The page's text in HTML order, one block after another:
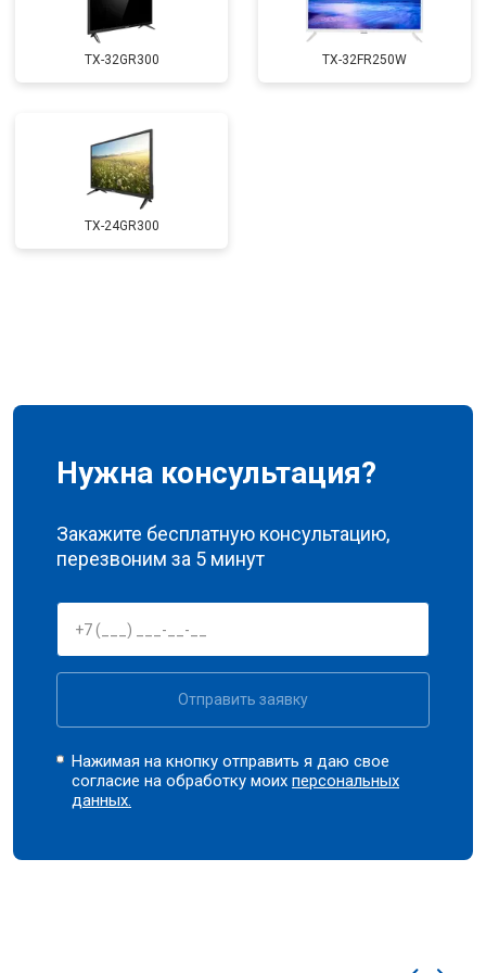
TX-32GR300 TX-32FR250W
TX-24GR300
Нужна консультация?
Закажите бесплатную консультацию,
перезвоним за 5 минут
Отправить заявку
Нажимая на кнопку отправить я даю свое
согласие на обработку моихперсональных
данных.